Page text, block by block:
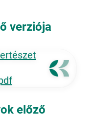
verziója
előző